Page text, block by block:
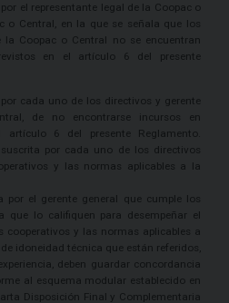
el representante legal de la Coopac o
o Central, en la que se señala que los
la Coopac o Central no se encuentran
en el artículo 6 del presente
cada uno de los directivos y gerente
de no encontrarse incursos en
6 del presente Reglamento.
por cada uno de los directivos
y las normas aplicables a la
el gerente general que cumple los
que lo califiquen para desempeñar el
cooperativos y las normas aplicables a
idoneidad técnica que están referidos,
deben guardar concordancia
al esquema modular establecido en
Disposición Final y Complementaria